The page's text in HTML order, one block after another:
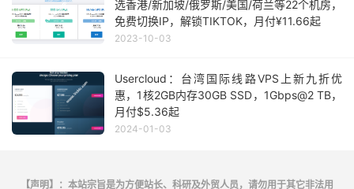
选香港/新加坡/俄罗斯/美国/荷兰等22个机房，
免费切换IP，解锁TIKTOK，月付¥11.66起
2023-10-03
Usercloud：台湾国际线路VPS上新九折优
惠，1核2GB内存30GB SSD，1Gbps@2 TB，
月付$5.36起
2024-01-03
【声明】：本站宗旨是为方便站长、科研及外贸人员，请勿用于其它非法用